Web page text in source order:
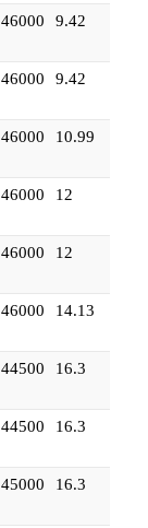
46000 9.42
46000 9.42
46000 10.99
46000 12
46000 12
46000 14.13
44500 16.3
44500 16.3
45000 16.3